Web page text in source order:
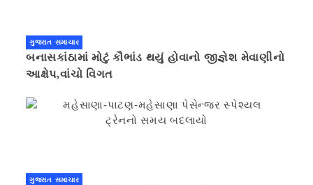
ગુજરાત સમાચાર
બનાસકાંઠામાં મોટું કૌભાંડ થયું હોવાનો જીજ્ઞેશ મેવાણીનો
આક્ષેપ,વાંચો વિગત
ગુજરાત સમાચાર